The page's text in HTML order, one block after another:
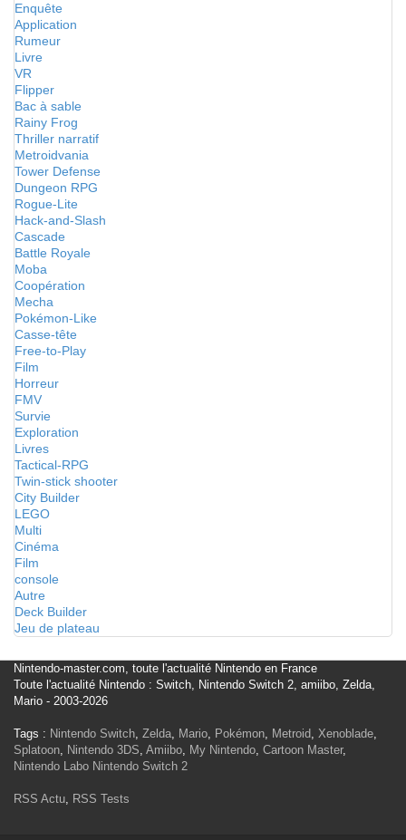
Enquête
Application
Rumeur
Livre
VR
Flipper
Bac à sable
Rainy Frog
Thriller narratif
Metroidvania
Tower Defense
Dungeon RPG
Rogue-Lite
Hack-and-Slash
Cascade
Battle Royale
Moba
Coopération
Mecha
Pokémon-Like
Casse-tête
Free-to-Play
Film
Horreur
FMV
Survie
Exploration
Livres
Tactical-RPG
Twin-stick shooter
City Builder
LEGO
Multi
Cinéma
Film
console
Autre
Deck Builder
Jeu de plateau
Nintendo-master.com, toute l'actualité Nintendo en France
Toute l'actualité Nintendo : Switch, Nintendo Switch 2, amiibo, Zelda,
Mario - 2003-2026
Tags : Nintendo Switch, Zelda, Mario, Pokémon, Metroid, Xenoblade,
Splatoon, Nintendo 3DS, Amiibo, My Nintendo, Cartoon Master,
Nintendo Labo Nintendo Switch 2
RSS Actu, RSS Tests